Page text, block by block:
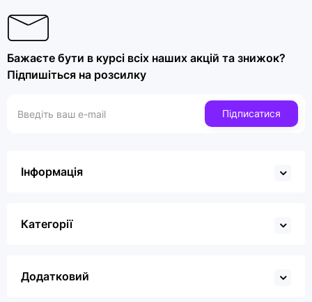
Бажаєте бути в курсі всіх наших акцій та знижок?
Підпишіться на розсилку
Підписатися
Інформація
Категорії
Додатковий